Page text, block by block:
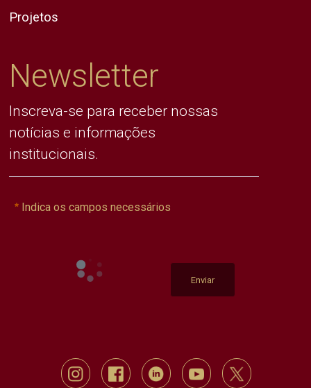
Projetos
Newsletter
Inscreva-se para receber nossas
notícias e informações
institucionais.
Indica os campos necessários
Enviar